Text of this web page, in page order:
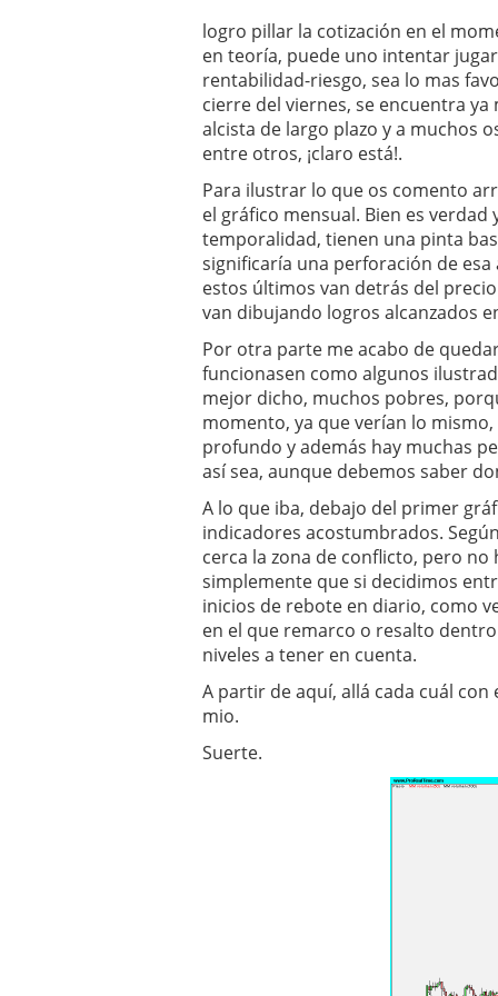
logro pillar la cotización en el
en teoría, puede uno intentar
rentabilidad-riesgo, sea lo mas
cierre del viernes, se encuentra
alcista de largo plazo y a muchos
entre otros, ¡claro está!.
Para ilustrar lo que os comento
el gráfico mensual. Bien es
temporalidad, tienen una pinta
significaría una perforación de
estos últimos van detrás del
van dibujando logros alcanzados
Por otra parte me acabo de
funcionasen como algunos
mejor dicho, muchos pobres,
momento, ya que verían lo
profundo y además hay muchas
así sea, aunque debemos saber
A lo que iba, debajo del primer
indicadores acostumbrados.
cerca la zona de conflicto, pero no
simplemente que si decidimos
inicios de rebote en diario, como
en el que remarco o resalto
niveles a tener en cuenta.
A partir de aquí, allá cada cuál
mio.
Suerte.